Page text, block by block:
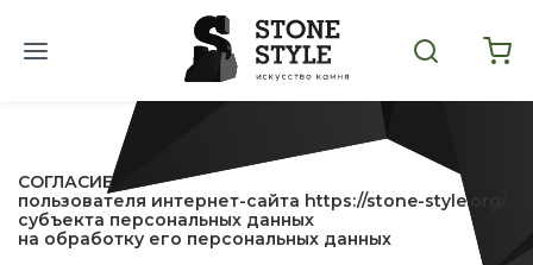
СОГЛАСИЕ
пользователя интернет-сайта https://stone-style.org/,
субъекта персональных данных
на обработку его персональных данных